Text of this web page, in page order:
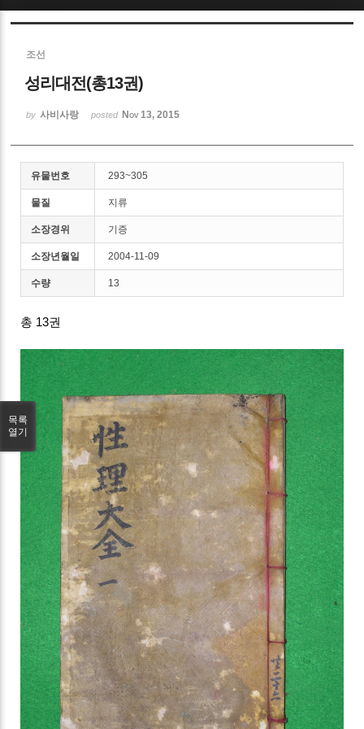
조선
성리대전(총13권)
by 사비사랑 posted Nov 13, 2015
유물번호 293~305
물질 지류
소장경위 기증
소장년월일 2004-11-09
수량 13
총 13권
목록
열기
Sketchbook5, 스케치북5
Sketchbook5, 스케치북5